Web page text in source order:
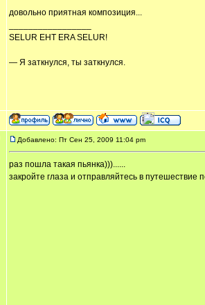
довольно приятная композиция...
SELUR EHT ERA SELUR!
— Я заткнулся, ты заткнулся.
Добавлено: Пт Сен 25, 2009 11:04 pm
раз пошла такая пьянка)))......
закройте глаза и отправляйтесь в